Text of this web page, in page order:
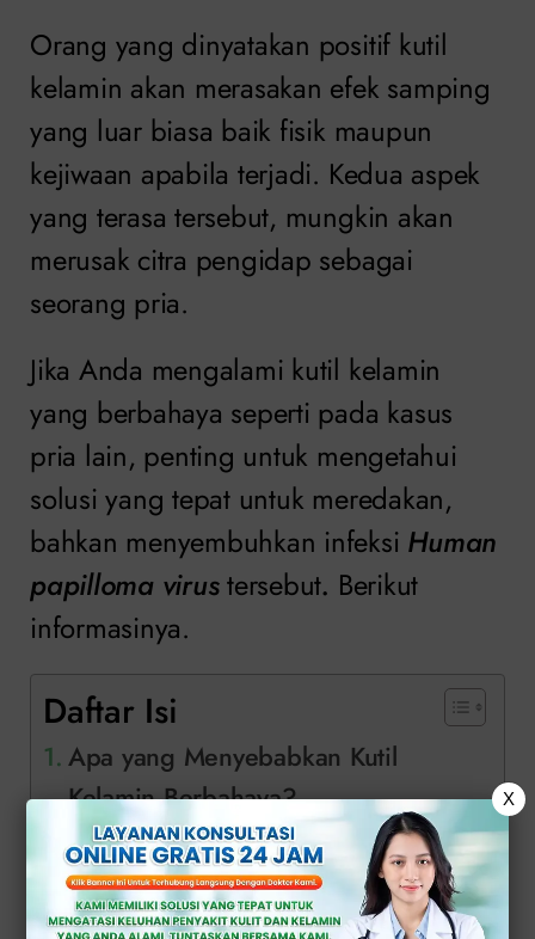
Orang yang dinyatakan positif kutil
kelamin akan merasakan efek samping
yang luar biasa baik fisik maupun
kejiwaan apabila terjadi. Kedua aspek
yang terasa tersebut, mungkin akan
merusak citra pengidap sebagai
seorang pria.
Jika Anda mengalami kutil kelamin
yang berbahaya seperti pada kasus
pria lain, penting untuk mengetahui
solusi yang tepat untuk meredakan,
bahkan menyembuhkan infeksi Human
papilloma virustersebut. Berikut
informasinya.
Daftar Isi
Apa yang Menyebabkan Kutil
Kelamin Berbahaya?
Konsultasi Gratis dengan Dokter
Klinik Apollo
X